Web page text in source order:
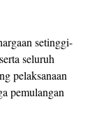
setinggi-
seluruh
pelaksanaan
pemulangan